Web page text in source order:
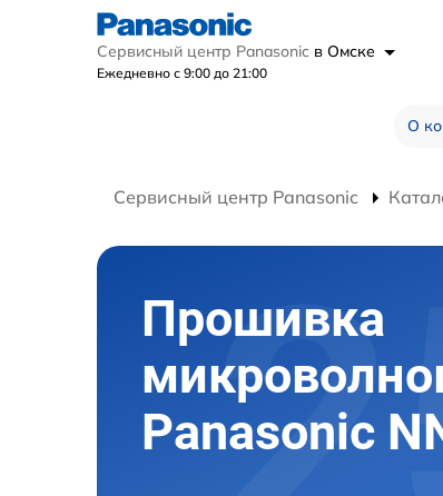
Сервисный центр Panasonic в Омске
Ежедневно с 9:00 до 21:00
О
Сервисный центр Panasonic
Прошивка
Panasonic